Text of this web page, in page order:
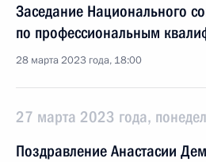
Заседание Национального
по профессиональным
28 марта 2023 года, 18:00
27 марта 2023 года,
Поздравление Анастасии